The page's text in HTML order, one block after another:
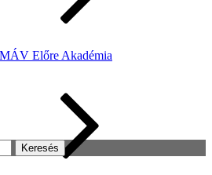
Előre Akadémia